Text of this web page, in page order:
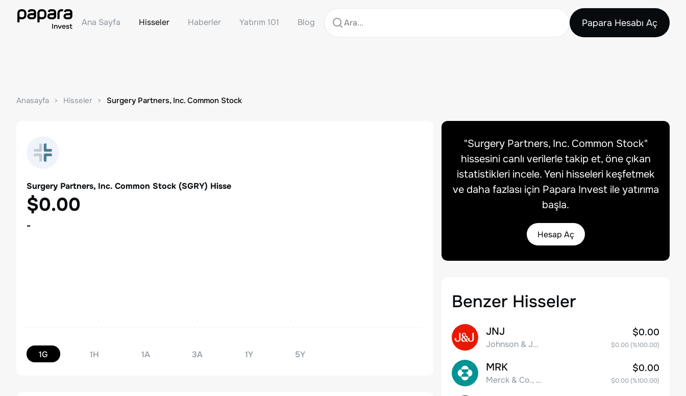
Ana Sayfa Hisseler Haberler Yatırım 101 Blog Papara Hesabı Aç
Anasayfa Hisseler Surgery Partners, Inc. Common Stock
Surgery Partners, Inc. Common Stock (SGRY) Hisse
$0.00
-
1G 1H 1A 3A 1Y 5Y
"Surgery Partners, Inc. Common Stock"
hissesini canlı verilerle takip et, öne çıkan
istatistikleri incele. Yeni hisseleri keşfetmek
ve daha fazlası için Papara Invest ile yatırıma
başla.
Hesap Aç
Benzer Hisseler
JNJ
Johnson & Johnson
$0.00
$0.00(%100.00)
MRK
Merck & Co., Inc.
$0.00
$0.00(%100.00)